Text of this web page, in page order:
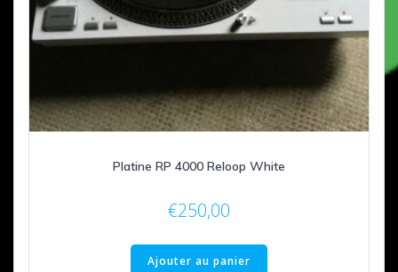
Platine RP 4000 Reloop White
€250,00
Ajouter au panier